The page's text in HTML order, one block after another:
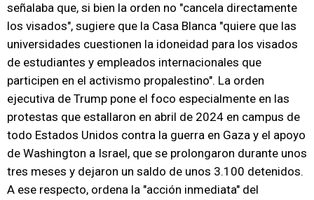
señalaba que, si bien la orden no "cancela directamente
los visados", sugiere que la Casa Blanca "quiere que las
universidades cuestionen la idoneidad para los visados
de estudiantes y empleados internacionales que
participen en el activismo propalestino". La orden
ejecutiva de Trump pone el foco especialmente en las
protestas que estallaron en abril de 2024 en campus de
todo Estados Unidos contra la guerra en Gaza y el apoyo
de Washington a Israel, que se prolongaron durante unos
tres meses y dejaron un saldo de unos 3.100 detenidos.
A ese respecto, ordena la "acción inmediata" del